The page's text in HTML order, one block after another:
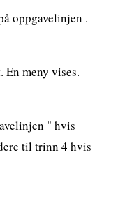
oppgavelinjen .
meny vises.
" hvis
til trinn 4 hvis